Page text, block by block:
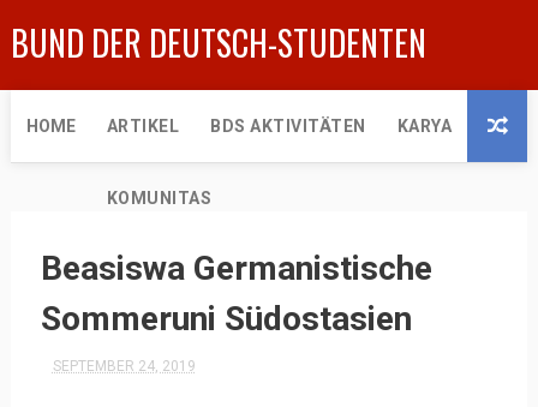
BUND DER DEUTSCH-STUDENTEN
HOME ARTIKEL BDS AKTIVITÄTEN KARYA
KOMUNITAS
Beasiswa Germanistische
Sommeruni Südostasien
SEPTEMBER 24, 2019